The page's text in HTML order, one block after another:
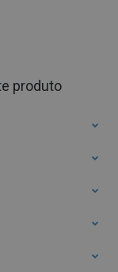
produto